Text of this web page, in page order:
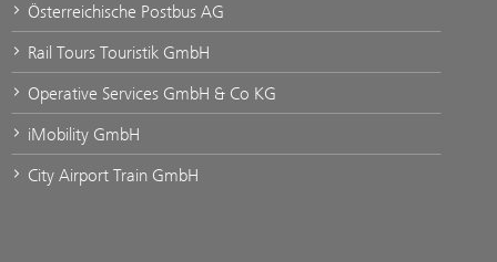
Österreichische Postbus AG
Rail Tours Touristik GmbH
Operative Services GmbH & Co KG
iMobility GmbH
City Airport Train GmbH